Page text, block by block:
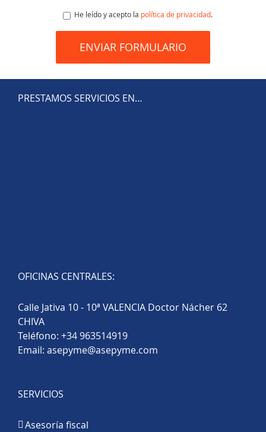
He leído y acepto la política de privacidad.
PRESTAMOS SERVICIOS EN…
OFICINAS CENTRALES:
Calle Jativa 10 - 10ª VALENCIA Doctor Nácher 62
CHIVA
Teléfono: +34 963514919
Email: asepyme@asepyme.com
SERVICIOS
Asesoría fiscal